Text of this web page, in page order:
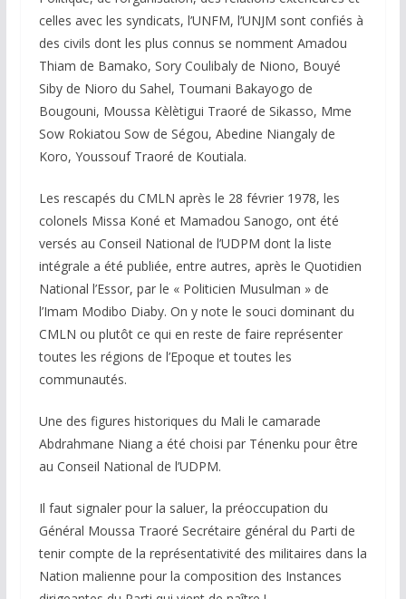
celles avec les syndicats, l’UNFM, l’UNJM sont confiés à
des civils dont les plus connus se nomment Amadou
Thiam de Bamako, Sory Coulibaly de Niono, Bouyé
Siby de Nioro du Sahel, Toumani Bakayogo de
Bougouni, Moussa Kèlètigui Traoré de Sikasso, Mme
Sow Rokiatou Sow de Ségou, Abedine Niangaly de
Koro, Youssouf Traoré de Koutiala.
Les rescapés du CMLN après le 28 février 1978, les
colonels Missa Koné et Mamadou Sanogo, ont été
versés au Conseil National de l’UDPM dont la liste
intégrale a été publiée, entre autres, après le Quotidien
National l’Essor, par le « Politicien Musulman » de
l’Imam Modibo Diaby. On y note le souci dominant du
CMLN ou plutôt ce qui en reste de faire représenter
toutes les régions de l’Epoque et toutes les
communautés.
Une des figures historiques du Mali le camarade
Abdrahmane Niang a été choisi par Ténenku pour être
au Conseil National de l’UDPM.
Il faut signaler pour la saluer, la préoccupation du
Général Moussa Traoré Secrétaire général du Parti de
tenir compte de la représentativité des militaires dans la
Nation malienne pour la composition des Instances